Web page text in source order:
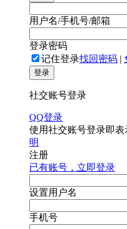
用户名/手机号/邮箱
登录密码
记住登录找回密码 |
登录
社交账号登录
QQ登录
使用社交账号登录即表
明
注册
已有账号，立即登录
设置用户名
手机号